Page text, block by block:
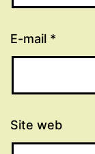
E-mail *
Site web